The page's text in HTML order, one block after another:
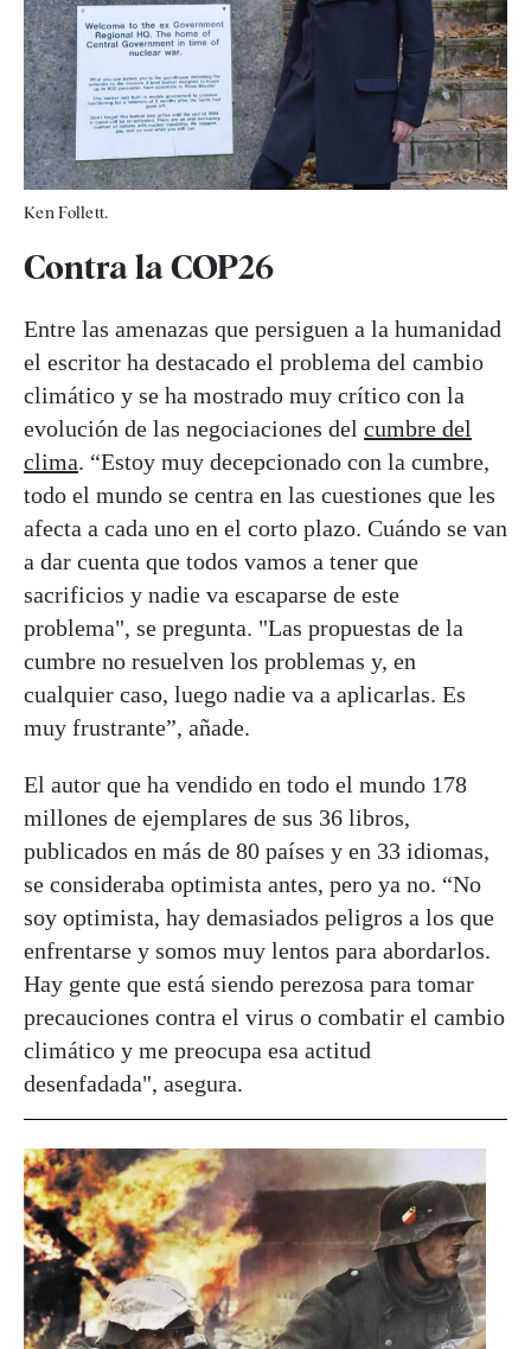
Ken Follett.
Contra la COP26
Entre las amenazas que persiguen a la humanidad
el escritor ha destacado el problema del cambio
climático y se ha mostrado muy crítico con la
evolución de las negociaciones del cumbre del
clima. “Estoy muy decepcionado con la cumbre,
todo el mundo se centra en las cuestiones que les
afecta a cada uno en el corto plazo. Cuándo se van
a dar cuenta que todos vamos a tener que
sacrificios y nadie va escaparse de este
problema", se pregunta. "Las propuestas de la
cumbre no resuelven los problemas y, en
cualquier caso, luego nadie va a aplicarlas. Es
muy frustrante”, añade.
El autor que ha vendido en todo el mundo 178
millones de ejemplares de sus 36 libros,
publicados en más de 80 países y en 33 idiomas,
se consideraba optimista antes, pero ya no. “No
soy optimista, hay demasiados peligros a los que
enfrentarse y somos muy lentos para abordarlos.
Hay gente que está siendo perezosa para tomar
precauciones contra el virus o combatir el cambio
climático y me preocupa esa actitud
desenfadada", asegura.